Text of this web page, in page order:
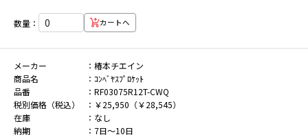
数量： カートへ
メーカー
椿本チエイン
商品名
ｺﾝﾍﾞﾔｽﾌﾟﾛｹｯﾄ
品番
RF03075R12T-CWQ
税別価格（税込）
￥25,950（￥28,545）
在庫
なし
納期
7日～10日